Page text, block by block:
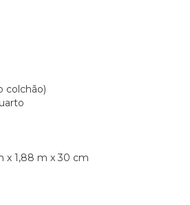
colchão)
x 1,88 m x 30 cm